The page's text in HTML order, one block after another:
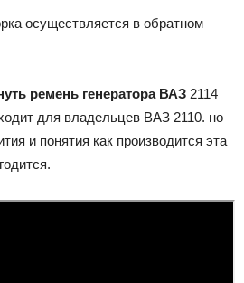
осуществляется в обратном
ремень генератора ВАЗ 2114
для владельцев ВАЗ 2110. но
и понятия как производится эта